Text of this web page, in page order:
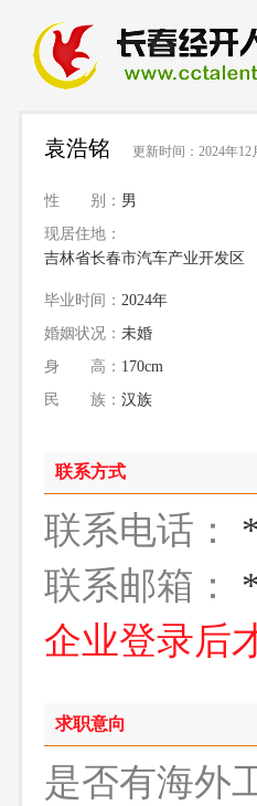
袁浩铭 更新时间：2024年12
性 别： 男
现居住地：
吉林省长春市汽车产业开发区
毕业时间： 2024年
婚姻状况： 未婚
身 高： 170cm
民 族： 汉族
联系方式
联系电话：
联系邮箱：
企业登录
求职意向
是否有海外